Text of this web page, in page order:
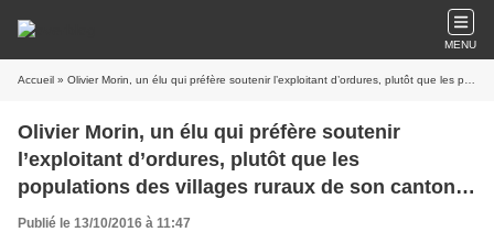
MENU
Accueil » Olivier Morin, un élu qui préfère soutenir l’exploitant d’ordures, plutôt que les populations des villages ruraux de son canton de Claye-Souilly !
Olivier Morin, un élu qui préfère soutenir
l’exploitant d’ordures, plutôt que les
populations des villages ruraux de son canton
de Claye-Souilly !
Publié le 13/10/2016 à 11:47